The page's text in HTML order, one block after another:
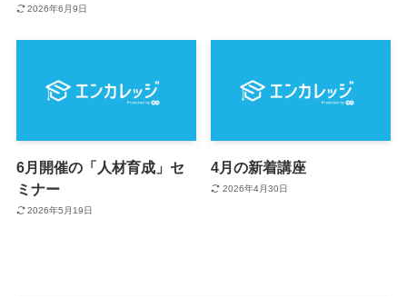
2026年6月9日
6月開催の「人材育成」セ
ミナー
2026年5月19日
4月の新着講座
2026年4月30日